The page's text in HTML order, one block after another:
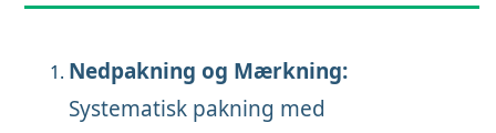
Nedpakning og Mærkning:
Systematisk pakning med